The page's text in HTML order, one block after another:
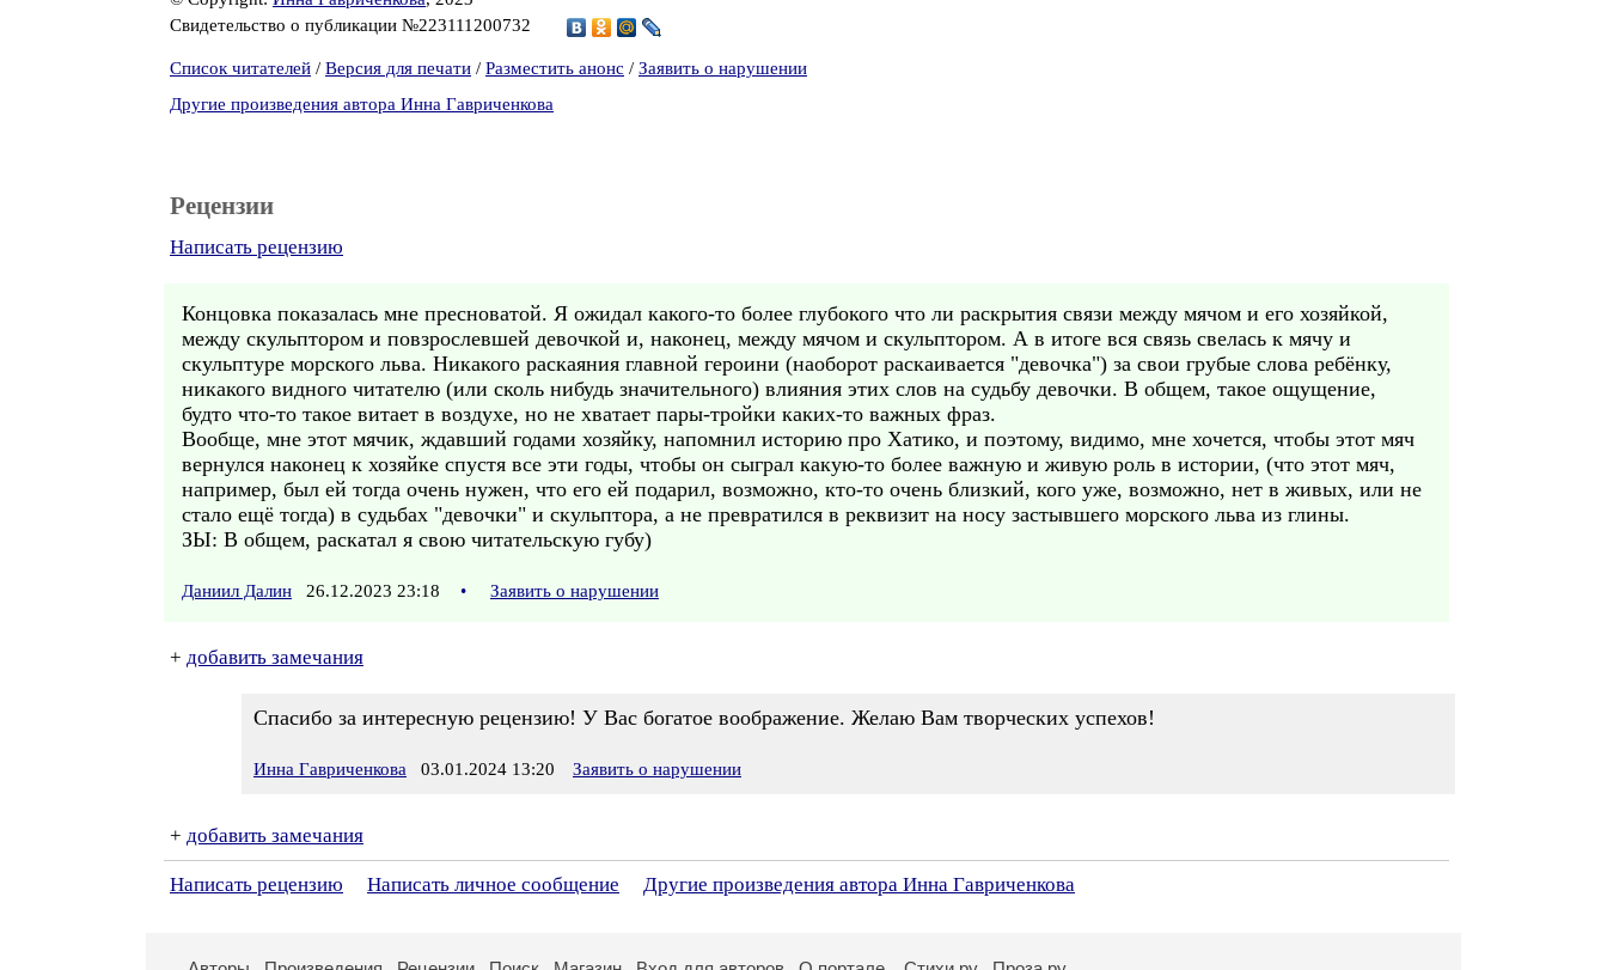
Свидетельство о публикации №223111200732
Список читателей / Версия для печати / Разместить анонс / Заявить о нарушении
Другие произведения автора Инна Гавриченкова
Рецензии
Написать рецензию
Концовка показалась мне пресноватой. Я ожидал какого-то более глубокого что ли раскрытия связи между мячом и его хозяйкой,
между скульптором и повзрослевшей девочкой и, наконец, между мячом и скульптором. А в итоге вся связь свелась к мячу и
скульптуре морского льва. Никакого раскаяния главной героини (наоборот раскаивается "девочка") за свои грубые слова ребёнку,
никакого видного читателю (или сколь нибудь значительного) влияния этих слов на судьбу девочки. В общем, такое ощущение,
будто что-то такое витает в воздухе, но не хватает пары-тройки каких-то важных фраз.
Вообще, мне этот мячик, ждавший годами хозяйку, напомнил историю про Хатико, и поэтому, видимо, мне хочется, чтобы этот мяч
вернулся наконец к хозяйке спустя все эти годы, чтобы он сыграл какую-то более важную и живую роль в истории, (что этот мяч,
например, был ей тогда очень нужен, что его ей подарил, возможно, кто-то очень близкий, кого уже, возможно, нет в живых, или не
стало ещё тогда) в судьбах "девочки" и скульптора, а не превратился в реквизит на носу застывшего морского льва из глины.
ЗЫ: В общем, раскатал я свою читательскую губу)
Даниил Далин 26.12.2023 23:18 • Заявить о нарушении
+ добавить замечания
Спасибо за интересную рецензию! У Вас богатое воображение. Желаю Вам творческих успехов!
Инна Гавриченкова 03.01.2024 13:20 Заявить о нарушении
+ добавить замечания
Написать рецензию Написать личное сообщение Другие произведения автора Инна Гавриченкова